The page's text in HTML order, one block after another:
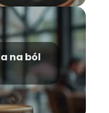
na ból